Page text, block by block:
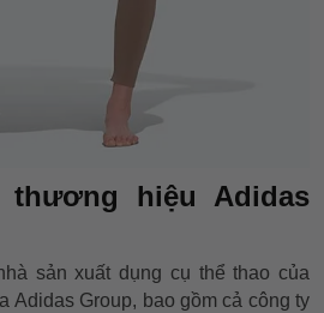
hiệu Adidas
sản xuất dụng cụ thể thao của
Adidas Group, bao gồm cả công ty